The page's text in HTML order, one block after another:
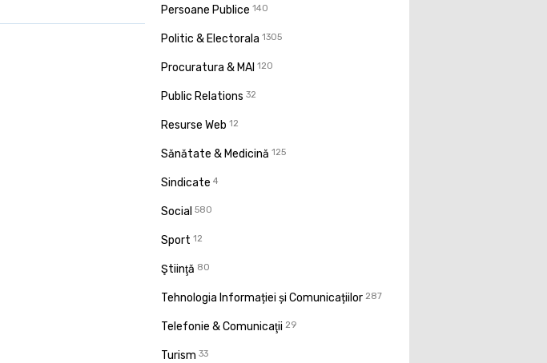
Persoane Publice 140
Politic & Electorala 1305
Procuratura & MAI 120
Public Relations 32
Resurse Web 12
Sănătate & Medicină 125
Sindicate 4
Social 580
Sport 12
Ştiinţă 80
Tehnologia Informației și Comunicațiilor 287
Telefonie & Comunicaţii 29
Turism 33